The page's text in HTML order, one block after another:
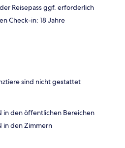
Reisepass ggf. erforderlich
Check-in: 18 Jahre
sind nicht gestattet
in den öffentlichen Bereichen
in den Zimmern